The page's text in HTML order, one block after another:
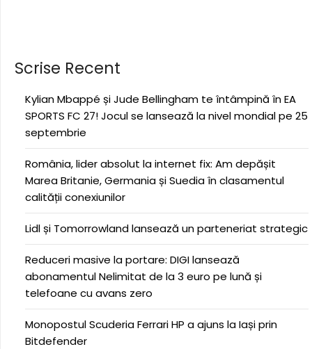
Scrise Recent
Kylian Mbappé și Jude Bellingham te întâmpină în EA
SPORTS FC 27! Jocul se lansează la nivel mondial pe 25
septembrie
România, lider absolut la internet fix: Am depășit
Marea Britanie, Germania și Suedia în clasamentul
calității conexiunilor
Lidl și Tomorrowland lansează un parteneriat strategic
Reduceri masive la portare: DIGI lansează
abonamentul Nelimitat de la 3 euro pe lună și
telefoane cu avans zero
Monopostul Scuderia Ferrari HP a ajuns la Iași prin
Bitdefender